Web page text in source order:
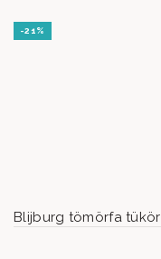
-21%
Blijburg tömörfa tükör